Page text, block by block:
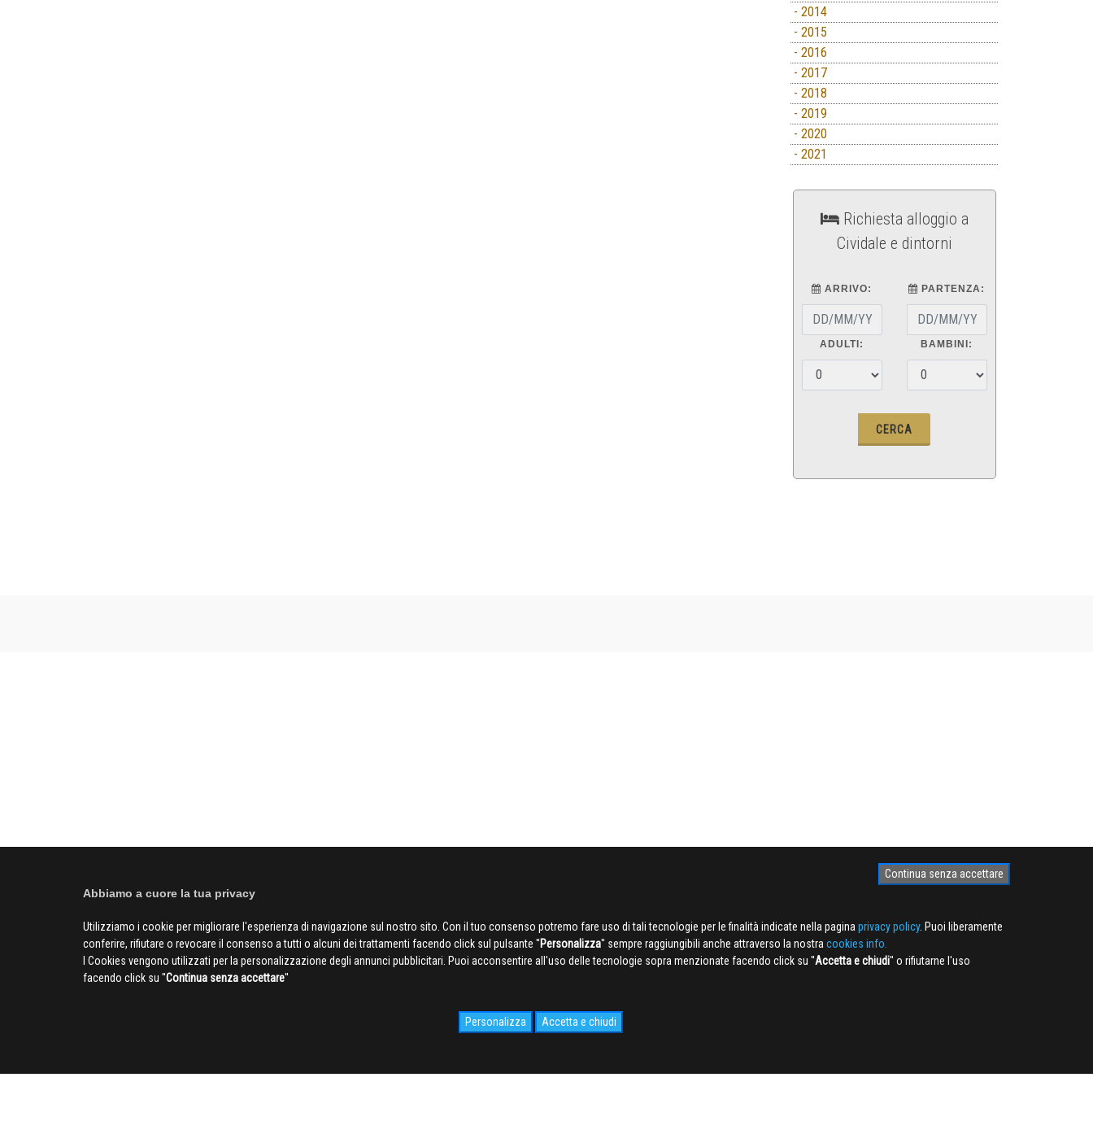
- 2014
- 2015
- 2016
- 2017
- 2018
- 2019
- 2020
- 2021
Richiesta alloggio a
Cividale e dintorni
ARRIVO: PARTENZA:
ADULTI: BAMBINI:
Continua senza accettare
Abbiamo a cuore la tua privacy
Utilizziamo i cookie per migliorare l'esperienza di navigazione sul nostro sito. Con il tuo consenso potremo fare uso di tali tecnologie per le finalità indicate nella pagina privacy policy. Puoi liberamente
conferire, rifiutare o revocare il consenso a tutti o alcuni dei trattamenti facendo click sul pulsante ''Personalizza'' sempre raggiungibili anche attraverso la nostra cookies info.
I Cookies vengono utilizzati per la personalizzazione degli annunci pubblicitari. Puoi acconsentire all'uso delle tecnologie sopra menzionate facendo click su ''Accetta e chiudi'' o rifiutarne l'uso
facendo click su ''Continua senza accettare''
Personalizza Accetta e chiudi